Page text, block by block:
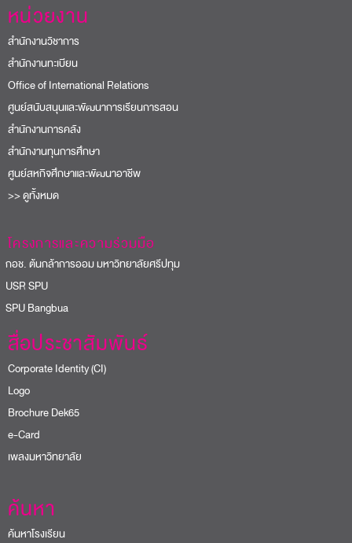
หน่วยงาน
สำนักงานวิชาการ
สำนักงานทะเบียน
Office of International Relations
ศูนย์สนับสนุนและพัฒนาการเรียนการสอน
สำนักงานการคลัง
สำนักงานทุนการศึกษา
ศูนย์สหกิจศึกษาและพัฒนาอาชีพ
>> ดูทั้งหมด
โครงการและความร่วมมือ
ช. ต้นกล้าการออม มหาวิทยาลัยศรีปทุม
SPU
Bangbua
สื่อประชาสัมพันธ์
Corporate Identity (CI)
Logo
Brochure Dek65
e-Card
เพลงมหาวิทยาลัย
ค้นหา
ค้นหาโรงเรียน